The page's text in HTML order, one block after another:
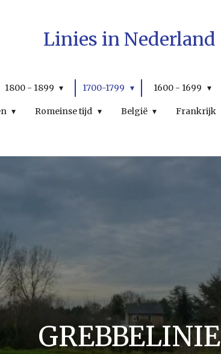
Linies in Nederland
1800 - 1899 1700-1799 1600 - 1699
Romeinse tijd België Frankrijk
GREBBELINIE